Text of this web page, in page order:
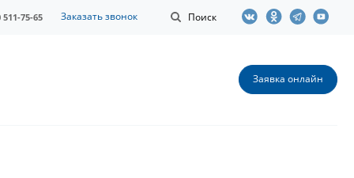
Поиск
511-75-65 Заказать звонок
Заявка онлайн